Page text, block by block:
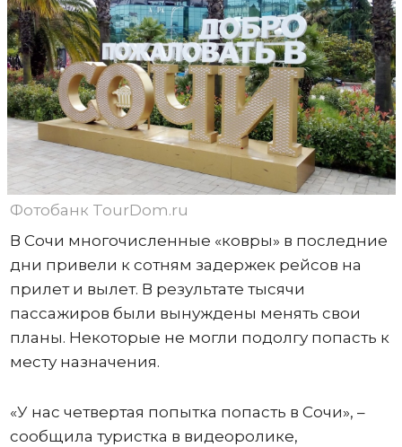
Фотобанк TourDom.ru
В Сочи многочисленные «ковры» в последние
дни привели к сотням задержек рейсов на
прилет и вылет. В результате тысячи
пассажиров были вынуждены менять свои
планы. Некоторые не могли подолгу попасть к
месту назначения.
«У нас четвертая попытка попасть в Сочи», –
сообщила туристка в видеоролике,